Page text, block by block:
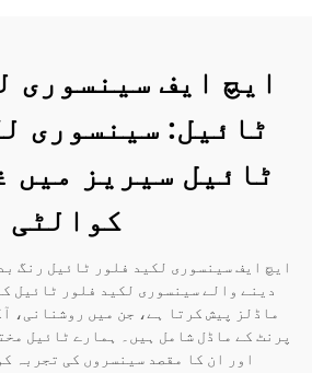
ایچ ایف سینسوری
ٹائیل: سینسوری
کوالٹی
ایچ ایف سینسوری لکید فلور ٹائیل رنگ
دینے والے سینسوری لکید فلور ٹائیل
ماڈلز پیش کرتا ہے، جن میں روشنانی،
پرنٹ کے ماڈل شامل ہیں۔ ہمارے ٹائیل
اور ان کا مقصد سینسروں کی تجربہ